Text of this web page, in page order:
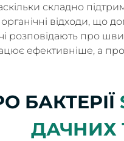
складно
відходи, що
розповідають про
ефективніше, а
БАКТЕРІЇ
ДАЧНИХ